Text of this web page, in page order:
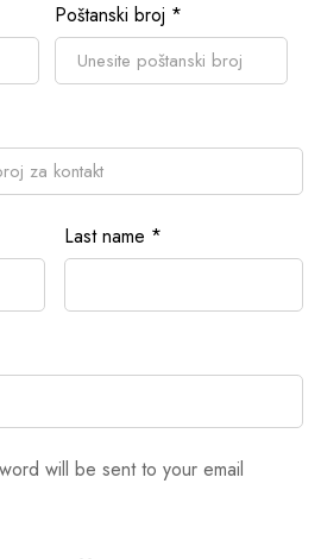
Poštanski broj *
Last name *
will be sent to your email